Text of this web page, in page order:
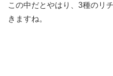
この中だとやはり、3種のリ
きますね。